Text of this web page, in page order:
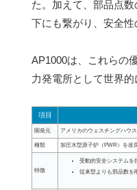
た。加えて、部品点
下にも繋がり、安全性
AP1000は、これらの
力発電所として世界的
項目
開発元 アメリカのウェスチングハウ
種類 加圧水型原子炉（PWR）を改
特徴
受動的安全システムを
従来型よりも部品数を